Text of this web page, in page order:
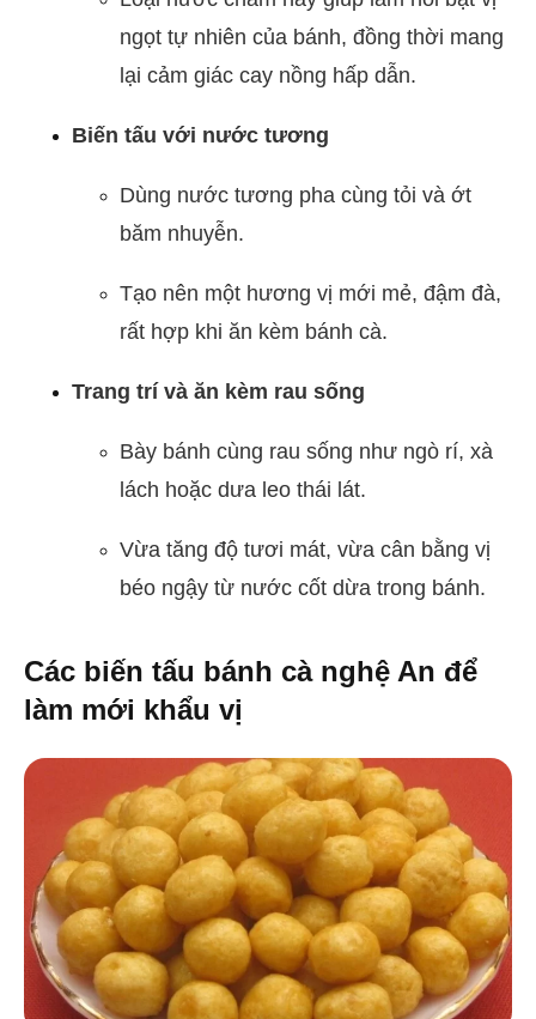
ngọt tự nhiên của bánh, đồng thời mang
lại cảm giác cay nồng hấp dẫn.
Biến tấu với nước tương
Dùng nước tương pha cùng tỏi và ớt
băm nhuyễn.
Tạo nên một hương vị mới mẻ, đậm đà,
rất hợp khi ăn kèm bánh cà.
Trang trí và ăn kèm rau sống
Bày bánh cùng rau sống như ngò rí, xà
lách hoặc dưa leo thái lát.
Vừa tăng độ tươi mát, vừa cân bằng vị
béo ngậy từ nước cốt dừa trong bánh.
Các biến tấu bánh cà nghệ An để
làm mới khẩu vị